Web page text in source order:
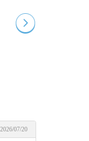
キッチン×換気扇×お風
呂×トイレ×洗面所 1セ
2026/07/20